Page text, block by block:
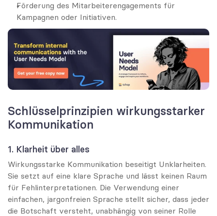
Förderung des Mitarbeiterengagements für
Kampagnen oder Initiativen.
Schlüsselprinzipien wirkungsstarker
Kommunikation
1. Klarheit über alles
Wirkungsstarke Kommunikation beseitigt Unklarheiten.
Sie setzt auf eine klare Sprache und lässt keinen Raum
für Fehlinterpretationen. Die Verwendung einer
einfachen, jargonfreien Sprache stellt sicher, dass jeder
die Botschaft versteht, unabhängig von seiner Rolle